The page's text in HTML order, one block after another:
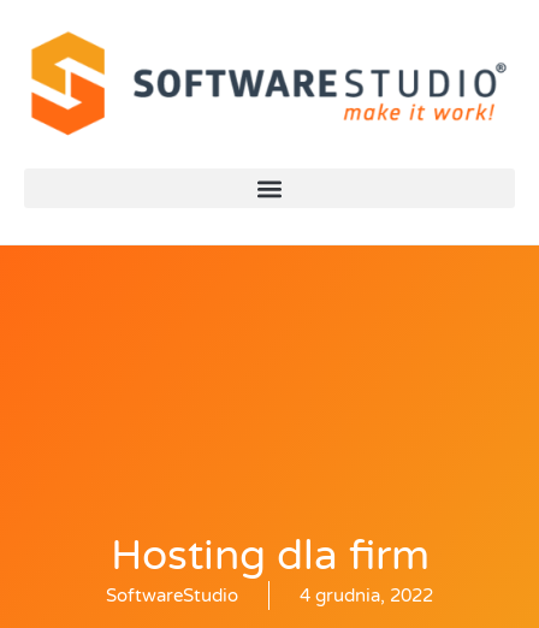
Hosting dla firm
SoftwareStudio 4 grudnia, 2022